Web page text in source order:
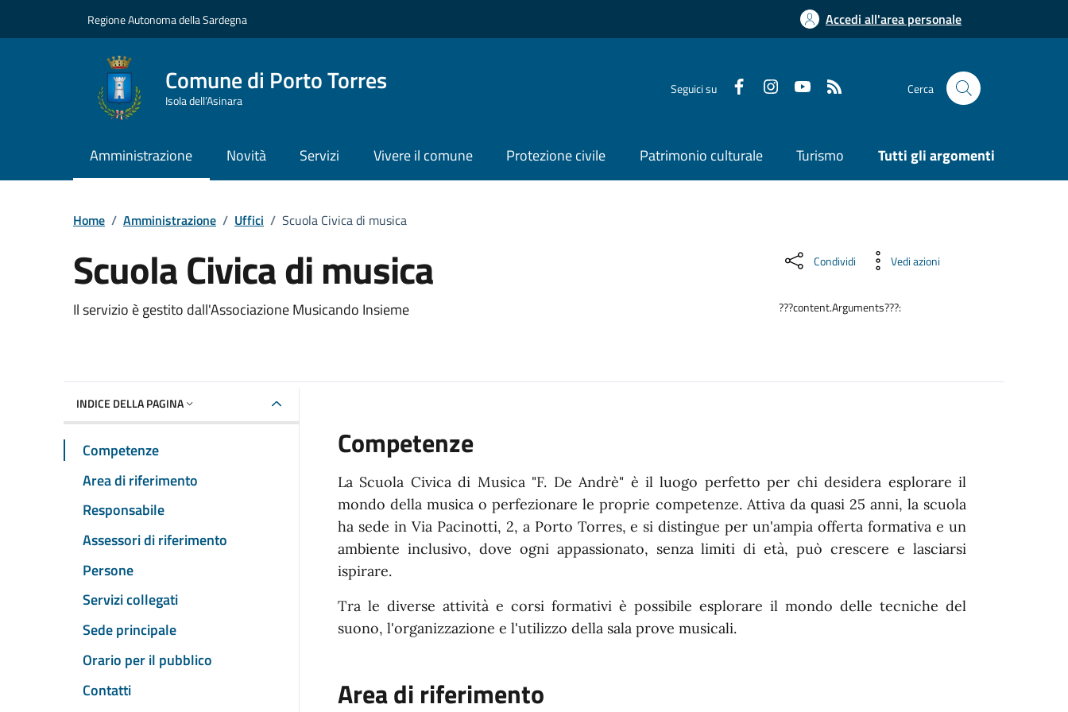
Regione Autonoma della Sardegna Accedi all'area personale
Comune di Porto Torres
Isola dell’Asinara
Seguici su Cerca
Amministrazione Novità Servizi Vivere il comune Protezione civile Patrimonio culturale Turismo Tutti gli argomenti
Home / Amministrazione / Uffici / Scuola Civica di musica
Scuola Civica di musica
Dettaglio dell'unità organizzativa
Il servizio è gestito dall'Associazione Musicando Insieme
Condividi Vedi azioni
???content.Arguments???:
INDICE DELLA PAGINA
Competenze
Area di riferimento
Responsabile
Assessori di riferimento
Persone
Servizi collegati
Sede principale
Orario per il pubblico
Contatti
Competenze
La Scuola Civica di Musica "F. De Andrè" è il luogo perfetto per chi desidera esplorare il
mondo della musica o perfezionare le proprie competenze. Attiva da quasi 25 anni, la scuola
ha sede in Via Pacinotti, 2, a Porto Torres, e si distingue per un'ampia offerta formativa e un
ambiente inclusivo, dove ogni appassionato, senza limiti di età, può crescere e lasciarsi
ispirare.
Tra le diverse attività e corsi formativi è possibile esplorare il mondo delle tecniche del
suono, l'organizzazione e l'utilizzo della sala prove musicali.
Area di riferimento